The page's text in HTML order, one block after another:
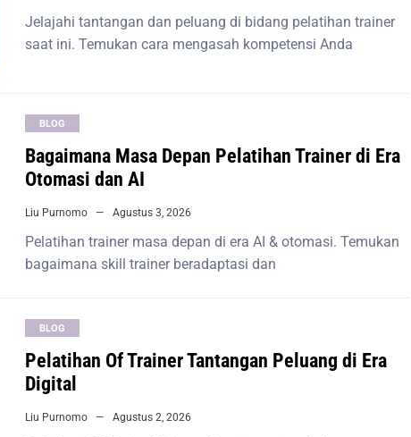
Jelajahi tantangan dan peluang di bidang pelatihan trainer
saat ini. Temukan cara mengasah kompetensi Anda
BLOG
Bagaimana Masa Depan Pelatihan Trainer di Era
Otomasi dan AI
Liu Purnomo Agustus 3, 2026
Pelatihan trainer masa depan di era AI & otomasi. Temukan
bagaimana skill trainer beradaptasi dan
BLOG
Pelatihan Of Trainer Tantangan Peluang di Era
Digital
Liu Purnomo Agustus 2, 2026